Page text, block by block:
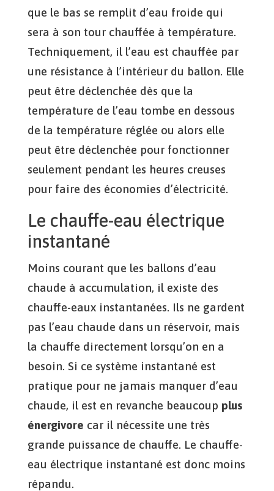
que le bas se remplit d’eau froide qui
sera à son tour chauffée à température.
Techniquement, il l’eau est chauffée par
une résistance à l’intérieur du ballon. Elle
peut être déclenchée dès que la
température de l’eau tombe en dessous
de la température réglée ou alors elle
peut être déclenchée pour fonctionner
seulement pendant les heures creuses
pour faire des économies d’électricité.
Le chauffe-eau électrique
instantané
Moins courant que les ballons d’eau
chaude à accumulation, il existe des
chauffe-eaux instantanées. Ils ne gardent
pas l’eau chaude dans un réservoir, mais
la chauffe directement lorsqu’on en a
besoin. Si ce système instantané est
pratique pour ne jamais manquer d’eau
chaude, il est en revanche beaucoup plus
énergivore car il nécessite une très
grande puissance de chauffe. Le chauffe-
eau électrique instantané est donc moins
répandu.